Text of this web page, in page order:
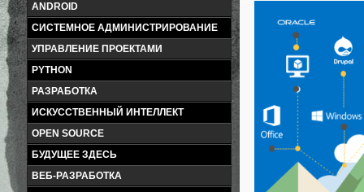
ANDROID
СИСТЕМНОЕ АДМИНИСТРИРОВАНИЕ
УПРАВЛЕНИЕ ПРОЕКТАМИ
PYTHON
РАЗРАБОТКА
ИСКУССТВЕННЫЙ ИНТЕЛЛЕКТ
OPEN SOURCE
БУДУЩЕЕ ЗДЕСЬ
ВЕБ-РАЗРАБОТКА